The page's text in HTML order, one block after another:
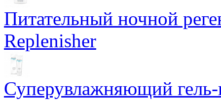
Питательный ночной
Replenisher
Суперувлажняющий